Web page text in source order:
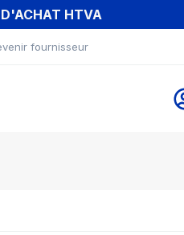
D'ACHAT HTVA
fournisseur